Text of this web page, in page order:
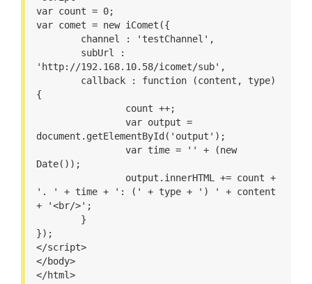
var count = 0;
var comet = new iComet({
	channel : 'testChannel',
'http://192.168.10.58/icomet/sub',
{
		count ++;
document.getElementById('output');
Date());
'. ' + time + ': (' + type + ') ' + content
+ '<br/>';
	}
});
</script>
</body>